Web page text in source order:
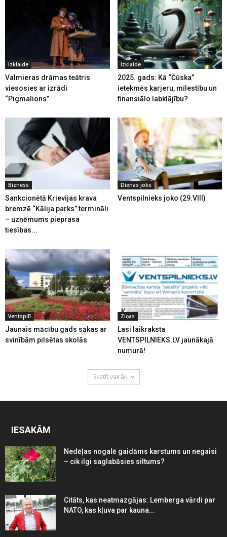
Izklaide
Valmieras drāmas teātris
viesosies ar izrādi
“Pigmalions”
Izklaide
2025. gads: Kā “Čūska”
ietekmēs karjeru, mīlestību un
finansiālo labklājību?
Bizness
Sankcionētā Krievijas krava
bremzē “Kālija parks” termināli
– uzņēmums pieprasa
tiesības...
Dienas joks
Ventspilnieks joko (29.VIII)
Ventspilī
Jaunais mācību gads sākas ar
svinībām pilsētas skolās
Ziņas
Lasi laikraksta
VENTSPILNIEKS.LV jaunākajā
numurā!
Skatīt vairāk
IESAKĀM
Nedēļas nogalē gaidāms karstums un negaisi
– cik ilgi saglabāsies siltums?
Citāts, kas neatmazgājas: Lemberga vārdi par
NATO, kas kļuva par kauna...